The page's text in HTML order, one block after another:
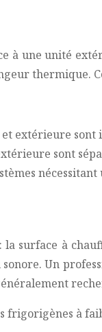
à une unité
thermique.
extérieure sont
sont
surface à
Un
à